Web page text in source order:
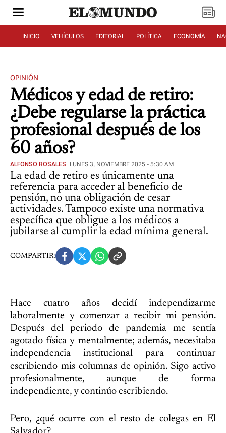
INICIO VEHÍCULOS EDITORIAL POLÍTICA ECONOMÍA
OPINIÓN
Médicos y edad de retiro:
¿Debe regularse la práctica
profesional después de los
60 años?
ALFONSO ROSALES LUNES 3, NOVIEMBRE 2025 - 5:30 AM
La edad de retiro es únicamente una
referencia para acceder al beneficio de
pensión, no una obligación de cesar
actividades. Tampoco existe una normativa
específica que obligue a los médicos a
jubilarse al cumplir la edad mínima general.
COMPARTIR:
Hace cuatro años decidí independizarme
laboralmente y comenzar a recibir mi pensión.
Después del periodo de pandemia me sentía
agotado física y mentalmente; además, necesitaba
independencia institucional para continuar
escribiendo mis columnas de opinión. Sigo activo
profesionalmente, aunque de forma
independiente, y continúo escribiendo.
Pero, ¿qué ocurre con el resto de colegas en El